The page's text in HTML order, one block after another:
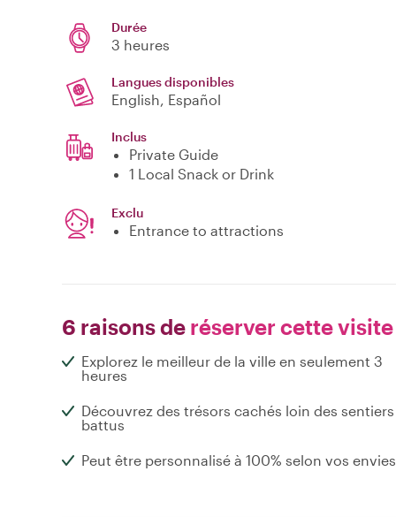
Durée
3 heures
Langues disponibles
English, Español
Inclus
Private Guide
1 Local Snack or Drink
Exclu
Entrance to attractions
6 raisons de réserver cette visite
Explorez le meilleur de la ville en seulement 3
heures
Découvrez des trésors cachés loin des sentiers
battus
Peut être personnalisé à 100% selon vos envies